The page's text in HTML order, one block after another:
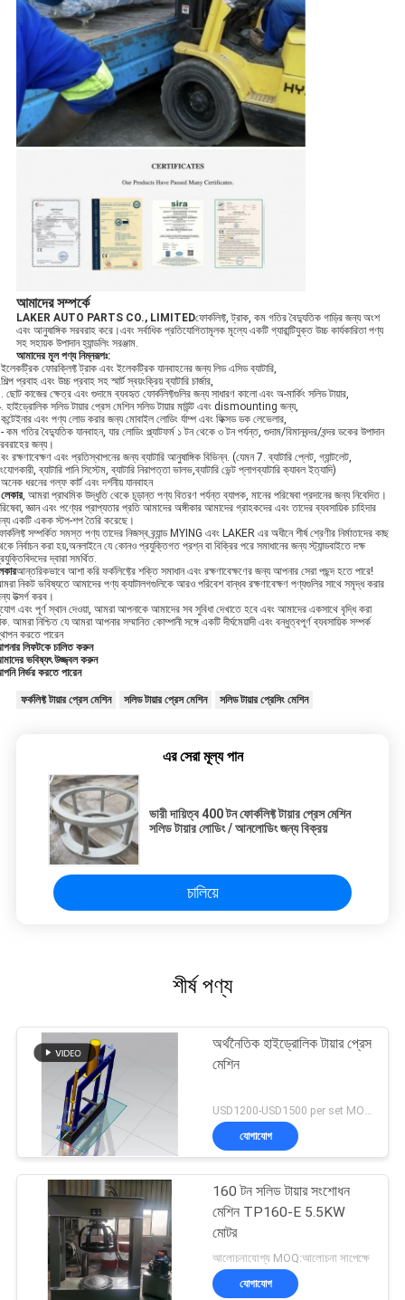
আমাদের সম্পর্কে
LAKER AUTO PARTS CO., LIMITEDফোর্কলিফ্ট, ট্রাক, কম গতির বৈদ্যুতিক গাড়ির জন্য অংশ
এবং আনুষাঙ্গিক সরবরাহ করে।এবং সর্বাধিক প্রতিযোগিতামূলক মূল্যে একটি গ্যারান্টিযুক্ত উচ্চ কার্যকারিতা পণ্য
সহ সহায়ক উপাদান হ্যান্ডলিং সরঞ্জাম.
আমাদের মূল পণ্য নিম্নরূপঃ:
ফোরক্লিফ্ট ট্রাক এবং ইলেকট্রিক যানবাহনের জন্য লিড এসিড ব্যাটারি,
প্রবাহ এবং উচ্চ প্রবাহ সহ স্মার্ট স্বয়ংক্রিয় ব্যাটারি চার্জার,
ছোট কাজের ক্ষেত্র এবং গুদামে ব্যবহৃত ফোর্কলিফ্টগুলির জন্য সাধারণ কালো এবং অ-মার্কিং সলিড টায়ার,
হাইড্রোলিক সলিড টায়ার প্রেস মেশিন সলিড টায়ার মাউন্ট এবং dismounting জন্য,
এবং পণ্য লোড করার জন্য মোবাইল লোডিং র্যাম্প এবং ফিক্সড ডক লেভেলার,
কম গতির বৈদ্যুতিক যানবাহন, যার লোডিং প্ল্যাটফর্ম ১ টন থেকে ৩ টন পর্যন্ত, গুদাম/বিমানবন্দর/বন্দর ডকের উপাদান
জন্য।
রক্ষণাবেক্ষণ এবং প্রতিস্থাপনের জন্য ব্যাটারি আনুষাঙ্গিক বিভিন্ন. (যেমন 7. ব্যাটারি প্লেট, গ্যান্টলেট,
ব্যাটারি পানি সিস্টেম, ব্যাটারি নিরাপত্তা ভালভ,ব্যাটারি ভেন্ট প্লাগব্যাটারি ক্যাবল ইত্যাদি)
ধরনের গল্ফ কার্ট এবং দর্শনীয় যানবাহন
লেকার, আমরা প্রাথমিক উদ্ধৃতি থেকে চূড়ান্ত পণ্য বিতরণ পর্যন্ত ব্যাপক, মানের পরিষেবা প্রদানের জন্য নিবেদিত।
জ্ঞান এবং পণ্যের প্রাপ্যতার প্রতি আমাদের অঙ্গীকার আমাদের গ্রাহকদের এবং তাদের ব্যবসায়িক চাহিদার
একটি একক স্টপ-শপ তৈরি করেছে।
সম্পর্কিত সমস্ত পণ্য তাদের নিজস্ব ব্র্যান্ড MYING এবং LAKER এর অধীনে শীর্ষ শ্রেণীর নির্মাতাদের কাছ
নির্বাচন করা হয়,অনলাইনে যে কোনও প্রযুক্তিগত প্রশ্ন বা বিক্রির পরে সমাধানের জন্য স্ট্যান্ডবাইতে দক্ষ
দ্বারা সমর্থিত.
আন্তরিকভাবে আশা করি ফর্কলিফ্টের শক্তি সমাধান এবং রক্ষণাবেক্ষণের জন্য আপনার সেরা পছন্দ হতে পারে!
নিকট ভবিষ্যতে আমাদের পণ্য ক্যাটালগগুলিকে আরও পরিবেশ বান্ধব রক্ষণাবেক্ষণ পণ্যগুলির সাথে সমৃদ্ধ করার
উত্সর্গ করব।
এবং পূর্ণ স্থান দেওয়া, আমরা আপনাকে আমাদের সব সুবিধা দেখাতে হবে এবং আমাদের একসাথে বৃদ্ধি করা
আমরা নিশ্চিত যে আমরা আপনার সম্মানিত কোম্পানী সঙ্গে একটি দীর্ঘমেয়াদী এবং বন্ধুত্বপূর্ণ ব্যবসায়িক সম্পর্ক
করতে পারেন
লিফটকে চালিত করুন
ভবিষ্যৎ উজ্জ্বল করুন
নির্ভর করতে পারেন
ফর্কলিফ্ট টায়ার প্রেস মেশিন সলিড টায়ার প্রেস মেশিন সলিড টায়ার প্রেসিং মেশিন
এর সেরা মূল্য পান
ভারী দায়িত্ব 400 টন ফোর্কলিফ্ট টায়ার প্রেস মেশিন
সলিড টায়ার লোডিং / আনলোডিং জন্য বিক্রয়
চালিয়ে
শীর্ষ পণ্য
অর্থনৈতিক হাইড্রোলিক টায়ার প্রেস
মেশিন
যোগাযোগ
160 টন সলিড টায়ার সংশোধন
মেশিন TP160-E 5.5KW
মোটর
আলোচনাযোগ্য MOQ:আলোচনা সাপেক্ষে
যোগাযোগ